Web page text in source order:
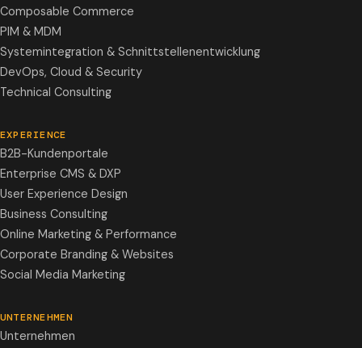
Composable Commerce
PIM & MDM
Systemintegration & Schnittstellenentwicklung
DevOps, Cloud & Security
Technical Consulting
EXPERIENCE
B2B-Kundenportale
Enterprise CMS & DXP
User Experience Design
Business Consulting
Online Marketing & Performance
Corporate Branding & Websites
Social Media Marketing
UNTERNEHMEN
Unternehmen